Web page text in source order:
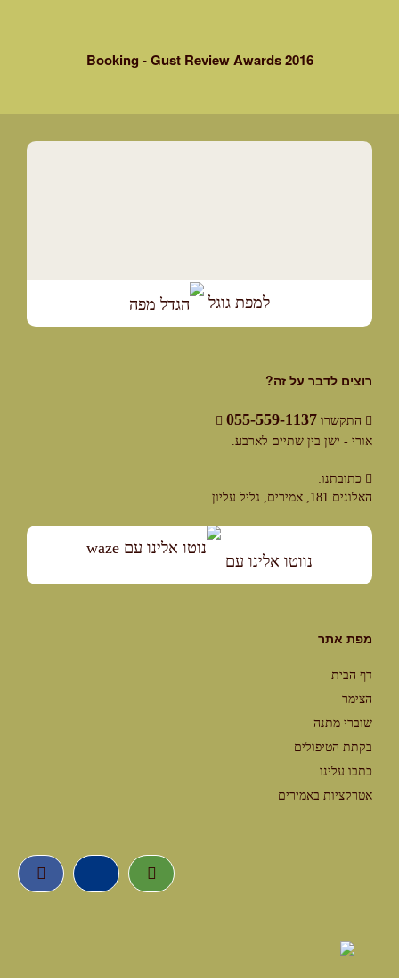
Booking - Gust Review Awards 2016
למפת גוגל
רוצים לדבר על זה?
התקשרו055-559-1137
אורי - ישן בין שתיים לארבע.
כתובתנו:
האלונים 181, אמירים, גליל עליון
נווטו אלינו עם
מפת אתר
דף הבית
הצימר
שוברי מתנה
בקתת הטיפולים
כתבו עלינו
אטרקציות באמירים